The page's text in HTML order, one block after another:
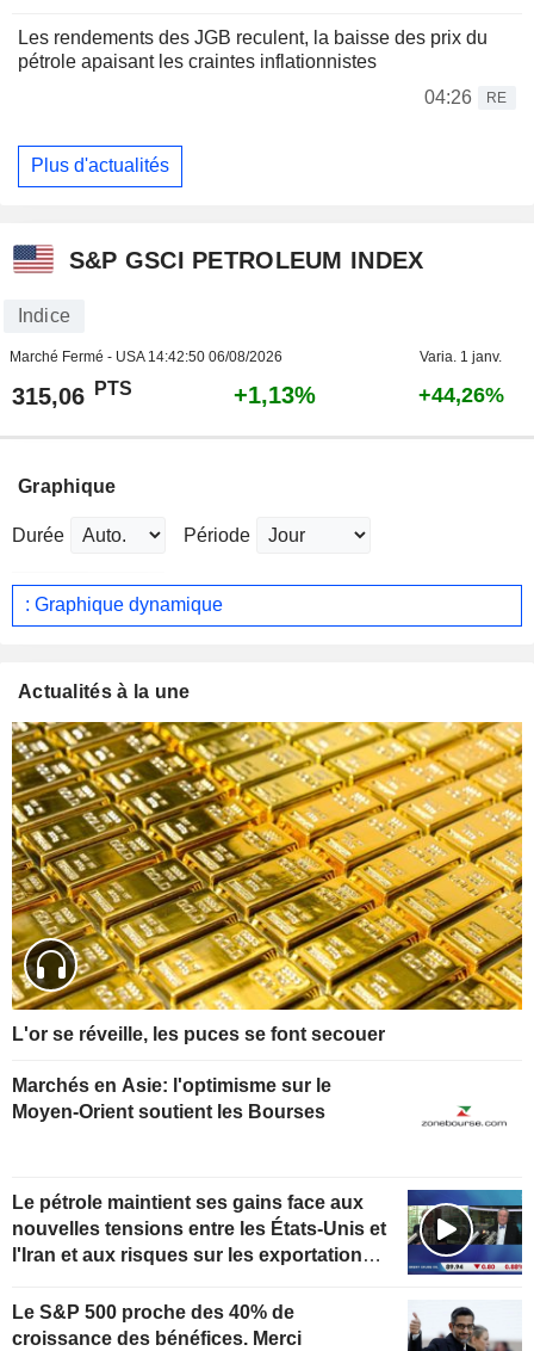
Les rendements des JGB reculent, la baisse des prix du
pétrole apaisant les craintes inflationnistes
04:26
RE
Plus d'actualités
S&P GSCI PETROLEUM INDEX
Indice
Marché Fermé - USA 14:42:50 06/08/2026 Varia. 1 janv.
315,06 PTS +1,13% +44,26%
Graphique
Durée Période
: Graphique dynamique
Actualités à la une
L'or se réveille, les puces se font secouer
Marchés en Asie: l'optimisme sur le
Moyen-Orient soutient les Bourses
Le pétrole maintient ses gains face aux
nouvelles tensions entre les États-Unis et
l'Iran et aux risques sur les exportations
Le S&P 500 proche des 40% de
croissance des bénéfices. Merci